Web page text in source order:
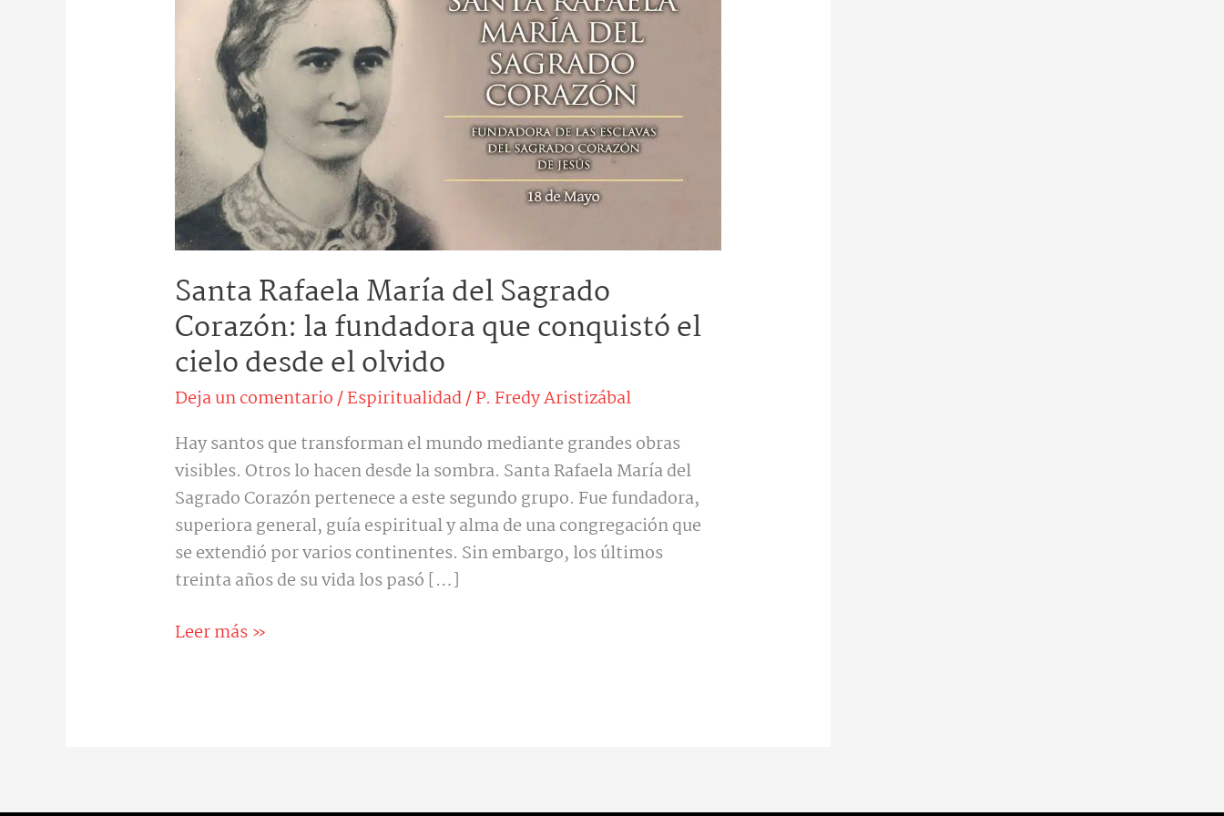
Santa Rafaela María del Sagrado
Corazón: la fundadora que conquistó el
cielo desde el olvido
Deja un comentario/Espiritualidad/P. Fredy Aristizábal
Hay santos que transforman el mundo mediante grandes obras
visibles. Otros lo hacen desde la sombra. Santa Rafaela María del
Sagrado Corazón pertenece a este segundo grupo. Fue fundadora,
superiora general, guía espiritual y alma de una congregación que
se extendió por varios continentes. Sin embargo, los últimos
treinta años de su vida los pasó […]
Sagrado
Corazón:
fundadora
que
conquistó
el
desde
el
olvido
Leer más »